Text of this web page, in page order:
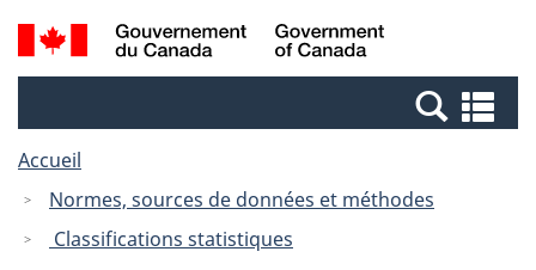
Passer
au
Passer
à
Canada
Recherche
et
et
Accueil
Normes, sources de données et méthodes
Classifications statistiques